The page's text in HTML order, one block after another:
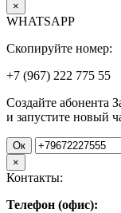
×
WHATSAPP
Скопируйте номер:
+7 (967) 222 775 55
Создайте абонента
и запустите новый
Ок
×
Контакты:
Телефон (офис):